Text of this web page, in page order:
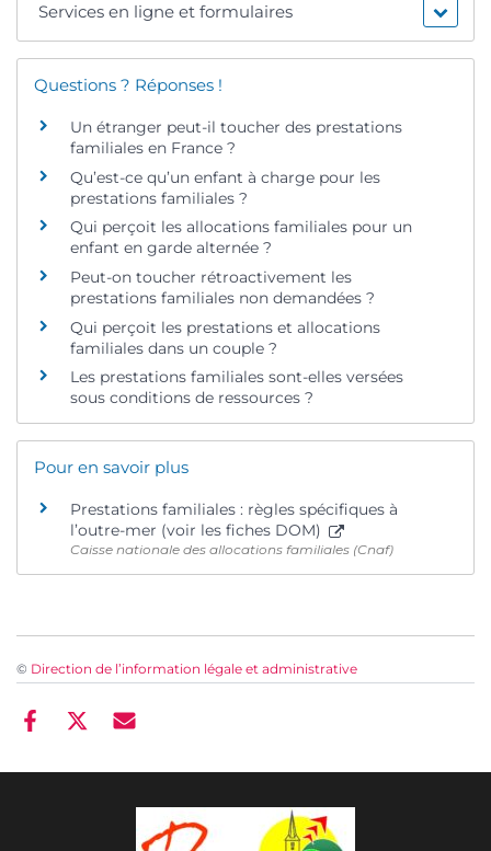
Services en ligne et formulaires
Questions ? Réponses !
Un étranger peut-il toucher des prestations
familiales en France ?
Qu’est-ce qu’un enfant à charge pour les
prestations familiales ?
Qui perçoit les allocations familiales pour un
enfant en garde alternée ?
Peut-on toucher rétroactivement les
prestations familiales non demandées ?
Qui perçoit les prestations et allocations
familiales dans un couple ?
Les prestations familiales sont-elles versées
sous conditions de ressources ?
Pour en savoir plus
Prestations familiales : règles spécifiques à
l’outre-mer (voir les fiches DOM)
Caisse nationale des allocations familiales (Cnaf)
© Direction de l’information légale et administrative